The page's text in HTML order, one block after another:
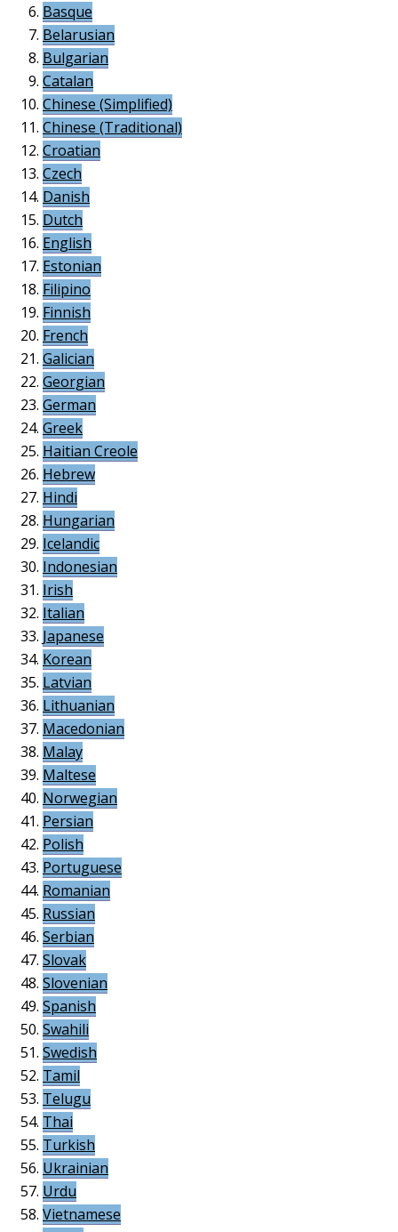
Basque
Belarusian
Bulgarian
Catalan
Chinese (Simplified)
Chinese (Traditional)
Croatian
Czech
Danish
Dutch
English
Estonian
Filipino
Finnish
French
Galician
Georgian
German
Greek
Haitian Creole
Hebrew
Hindi
Hungarian
Icelandic
Indonesian
Irish
Italian
Japanese
Korean
Latvian
Lithuanian
Macedonian
Malay
Maltese
Norwegian
Persian
Polish
Portuguese
Romanian
Russian
Serbian
Slovak
Slovenian
Spanish
Swahili
Swedish
Tamil
Telugu
Thai
Turkish
Ukrainian
Urdu
Vietnamese